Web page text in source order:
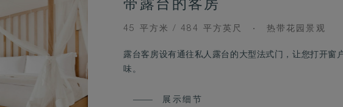
带露台的客房
ROOM
45 平方米 / 484 平方英尺 VIEW
热带花园景观
露台客房设有通往私人露台的大型法式门，让您打开窗
味。
展示细节